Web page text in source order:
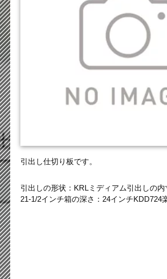
引出し仕切り板です。
引出しの形状：KRLミディアム引出しの
21-1/2インチ箱の深さ：24インチ